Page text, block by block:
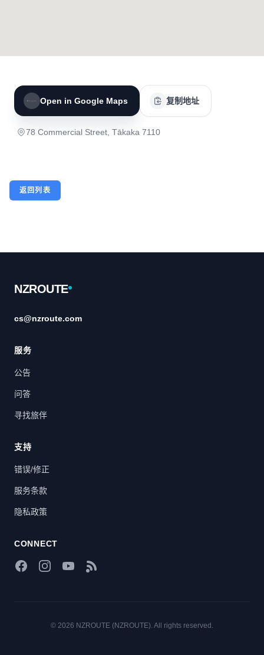
Open in Google Maps 复制地址
78 Commercial Street, Tākaka 7110
返回列表
NZROUTE
cs@nzroute.com
服务
公告
问答
寻找旅伴
支持
错误/修正
服务条款
隐私政策
CONNECT
FacebookInstagramYouTubeRSS Feed
© 2026 NZROUTE (NZROUTE). All rights reserved.